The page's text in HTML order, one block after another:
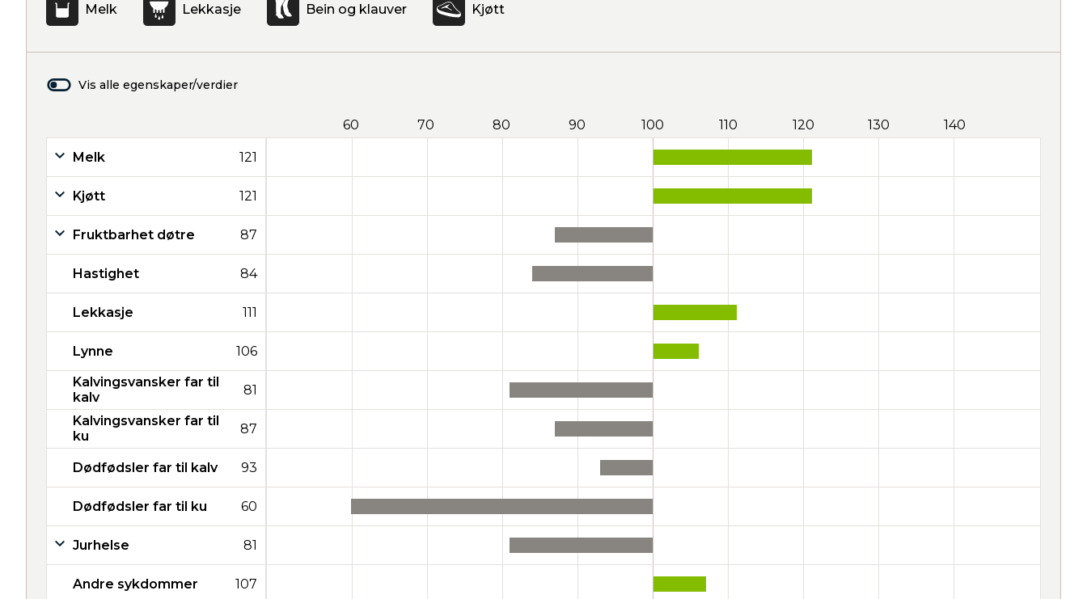
Melk Lekkasje Bein og klauver Kjøtt
Vis alle egenskaper/verdier
60 70 80 90 100 110 120 130 140
Melk 121
Kjøtt 121
Fruktbarhet døtre 87
Hastighet 84
Lekkasje 111
Lynne 106
Kalvingsvansker far til
kalv
81
Kalvingsvansker far til
ku
87
Dødfødsler far til kalv 93
Dødfødsler far til ku 60
Jurhelse 81
Andre sykdommer 107